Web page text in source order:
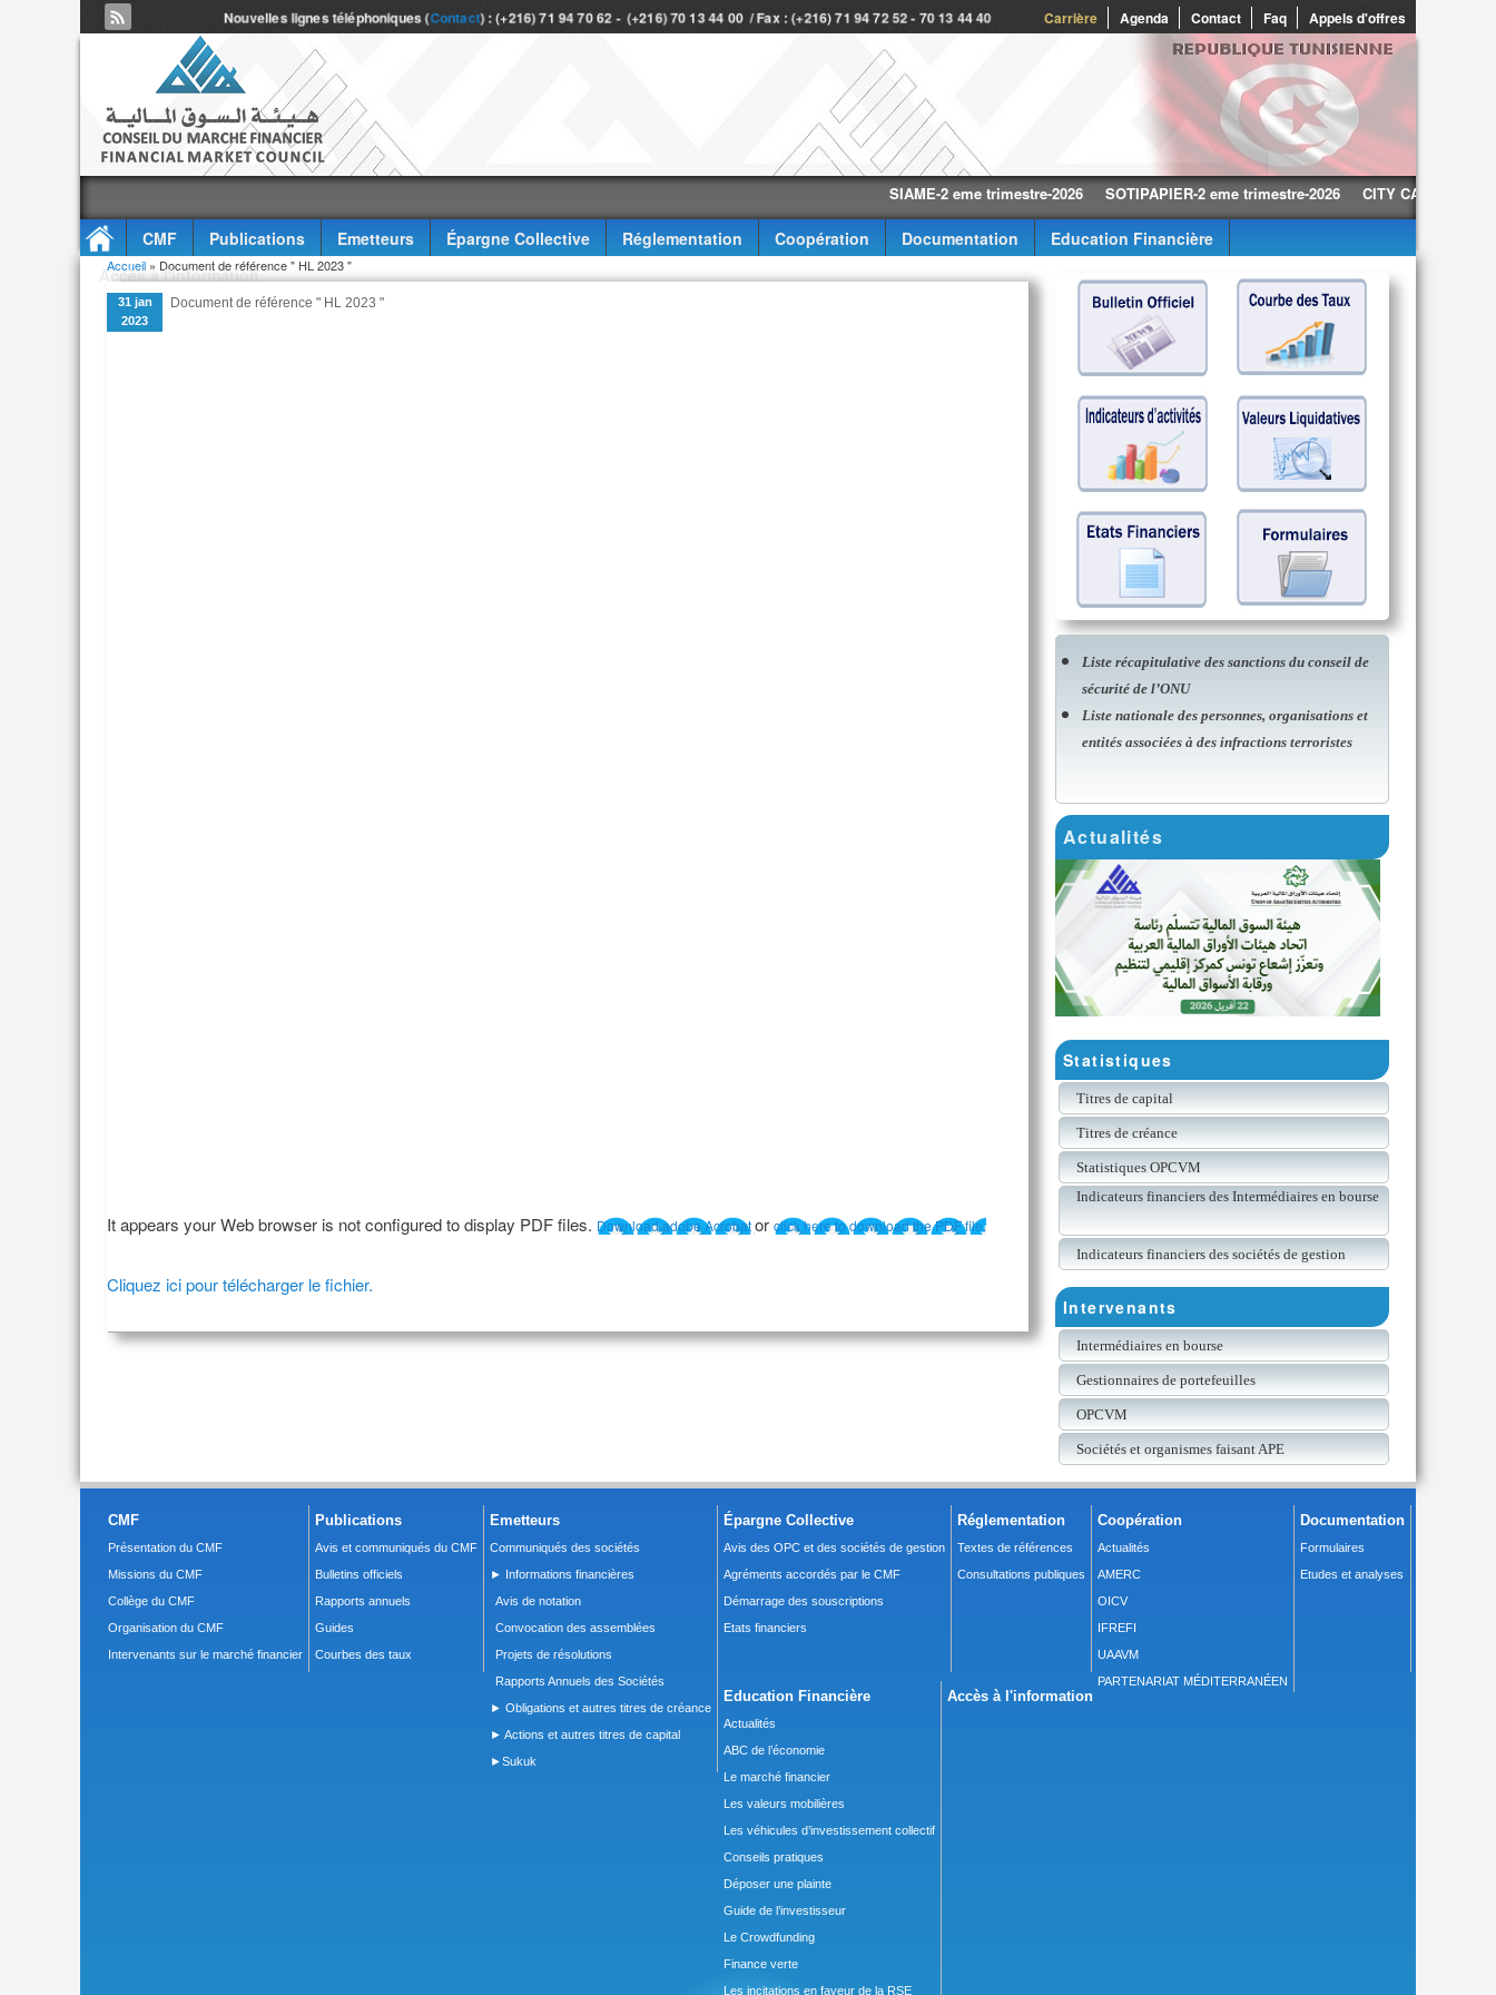
Carrière Agenda Contact Faq Appels d'offres
Nouvelles lignes téléphoniques (Contact) : (+216) 71 94 70 62 - (+216) 70 13 44 00 / Fax : (+216) 71 94 72 52 - 70 13 44 40
SIAME-2 eme trimestre-2026 SOTIPAPIER-2 eme trimestre-2026 CITY CARS-2 eme
CMF Publications Emetteurs Épargne Collective Réglementation Coopération Documentation
Education Financière
Accès à l'information
Vous êtes ici
Accueil » Document de référence " HL 2023 "
31 jan
2023
Document de référence " HL 2023 "
It appears your Web browser is not configured to display PDF files. Download adobe Acrobator click here to download the PDF file.
Cliquez ici pour télécharger le fichier.
Liste récapitulative des sanctions du conseil de
sécurité de l’ONU
Liste nationale des personnes, organisations et
entités associées à des infractions terroristes
Actualités
Statistiques
Titres de capital
Titres de créance
Statistiques OPCVM
Indicateurs financiers des Intermédiaires en bourse
Indicateurs financiers des sociétés de gestion
Intervenants
Intermédiaires en bourse
Gestionnaires de portefeuilles
OPCVM
Sociétés et organismes faisant APE
CMF
Présentation du CMF
Missions du CMF
Collège du CMF
Organisation du CMF
Intervenants sur le marché financier
Publications
Avis et communiqués du CMF
Bulletins officiels
Rapports annuels
Guides
Courbes des taux
Emetteurs
Communiqués des sociétés
► Informations financières
Avis de notation
Convocation des assemblées
Projets de résolutions
Rapports Annuels des Sociétés
► Obligations et autres titres de créance
► Actions et autres titres de capital
►Sukuk
Épargne Collective
Avis des OPC et des sociétés de gestion
Agréments accordés par le CMF
Démarrage des souscriptions
Etats financiers
Réglementation
Textes de références
Consultations publiques
Coopération
Actualités
AMERC
OICV
IFREFI
UAAVM
PARTENARIAT MÉDITERRANÉEN
Documentation
Formulaires
Etudes et analyses
Education Financière
Actualités
ABC de l’économie
Le marché financier
Les valeurs mobilières
Les véhicules d’investissement collectif
Conseils pratiques
Déposer une plainte
Guide de l’investisseur
Le Crowdfunding
Finance verte
Les incitations en faveur de la RSE
Accès à l'information